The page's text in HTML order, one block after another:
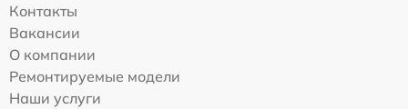
Контакты
Вакансии
О компании
Ремонтируемые модели
Наши услуги